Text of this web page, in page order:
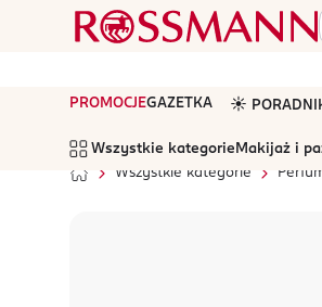
PROMOCJEGAZETKA ☀️
Wszystkie kategorie Makijaż i
Wszystkie kategorie